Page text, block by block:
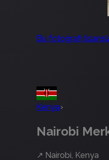
Bu fotoğrafı
Kenya›
Nairobi
↗ Nairobi, Kenya